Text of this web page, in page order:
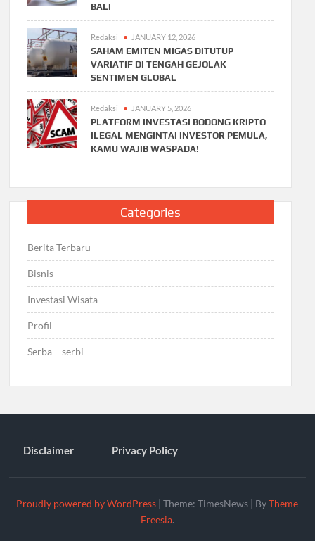
BALI
Redaksi JANUARY 12, 2026
SAHAM EMITEN MIGAS DITUTUP
VARIATIF DI TENGAH GEJOLAK
SENTIMEN GLOBAL
Redaksi JANUARY 5, 2026
PLATFORM INVESTASI BODONG KRIPTO
ILEGAL MENGINTAI INVESTOR PEMULA,
KAMU WAJIB WASPADA!
Categories
Berita Terbaru
Bisnis
Investasi Wisata
Profil
Serba – serbi
Disclaimer Privacy Policy
Proudly powered by WordPress |Theme: TimesNews | ByTheme
Freesia.